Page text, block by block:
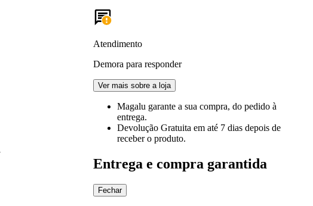
Atendimento
Demora para responder
Ver mais sobre a loja
Magalu garante a sua compra, do pedido à
entrega.
Devolução Gratuita em até 7 dias depois de
receber o produto.
Entrega e compra garantida
Fechar